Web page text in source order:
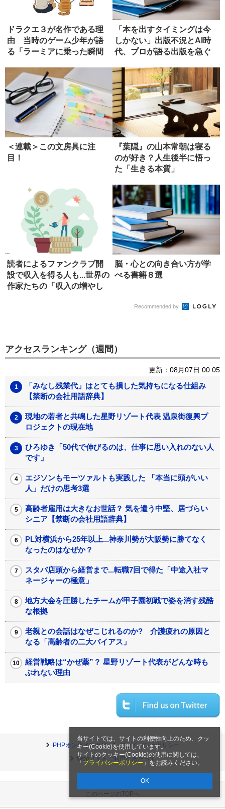
当サイトでは、サイトの利便性向上のため、クッ
キー(Cookie)を使用しています。
サイトのクッキー(Cookie)の使用に関しては、
「 プライバシーポリシー 」をお読みください。
OK
ドラクエ３が名作である理
由 当時のゲーム少年が語
る「ラーミアに乗った瞬間
「本を出すタイミングは今
しかない」出版不況とAI時
代、プロが語る出版を急ぐ
＜連載＞この文房具に注
目！
『葉隠』の山本常朝は寝る
のが好き？人生後半に悟っ
た「生きる本質」
読者によるファンクラブ開
設で収入を得る人も...世界の
作家たちの「収入の増やし
脳・心との向き合い方が学
べる書籍８選
Recommended by
アクセスランキング（週間）
更新：08月07日 00:05
「みなし残業代」はとても損した気持ちになる仕組み
【禁断の会社用語辞典】
現地の若者と共鳴した星野リゾート代表 温泉街復興プ
ロジェクトの現在地
ひろゆき「50代で伸びるのは、仕事に思い入れのない人
です」
エジソンもモーツァルトも実践した 「本当に頭がいい
人」だけの思考3選
高齢者雇用は大きなお世話？ 気を遣う中堅、居づらい
シニア【禁断の会社用語辞典】
PL対横浜から25年以上...神奈川勢が大阪勢に勝てなく
なったのはなぜか？
スタバ店頭から経営まで...転職7回で得た「中途入社マ
ネージャーの極意」
地方大会を圧勝したチームが甲子園初戦で姿を消す残酷
な根拠
老親との会話はなぜこじれるのか? 介護疲れの原因と
なる「高齢者の二大バイアス」
経営戦略は“かぜ薬”？ 星野リゾート代表がどんな時も
ぶれない理由
PHPオンラインとは
プライバシーポリシー
Webサイトご利用にあたって
このページのTOPへ